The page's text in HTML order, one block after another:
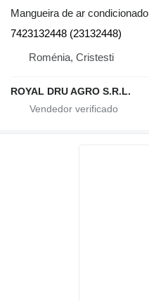
Mangueira de ar condicionado
7423132448 (23132448)
Roménia, Cristesti
ROYAL DRU AGRO S.R.L.